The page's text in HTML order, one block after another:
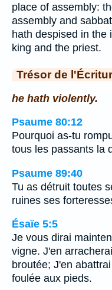
place of assembly:
assembly and
hath despised in the
king and the priest.
Trésor de
he hath violently.
Psaume 80:12
Pourquoi as-tu
tous les passants la
Psaume 89:40
Tu as détruit toutes
ruines ses
Ésaïe 5:5
Je vous dirai
vigne. J'en
broutée; J'en
foulée aux pieds.